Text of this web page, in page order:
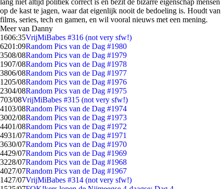
lang niet altijd politiek correct is en bezit de bizarre eigenschap mensen
op de kast te jagen, waar dat eigenlijk nooit de bedoeling is. Houdt van
films, series, tech en gamen, en wil vooral nieuws met een mening.
Meer van Danny
1606:35VrijMiBabes #316 (not very sfw!)
6201:09Random Pics van de Dag #1980
3508/08Random Pics van de Dag #1979
1907/08Random Pics van de Dag #1978
3806/08Random Pics van de Dag #1977
1205/08Random Pics van de Dag #1976
2304/08Random Pics van de Dag #1975
703/08VrijMiBabes #315 (not very sfw!)
4103/08Random Pics van de Dag #1974
3002/08Random Pics van de Dag #1973
4401/08Random Pics van de Dag #1972
4931/07Random Pics van de Dag #1971
3630/07Random Pics van de Dag #1970
4429/07Random Pics van de Dag #1969
3228/07Random Pics van de Dag #1968
4027/07Random Pics van de Dag #1967
1427/07VrijMiBabes #314 (not very sfw!)